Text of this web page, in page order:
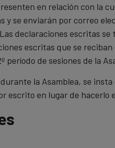
en relación con la
y se enviarán por correo
declaraciones escritas
escritas que se
período de sesiones de la
la Asamblea, se
escrito en lugar de hacerlo